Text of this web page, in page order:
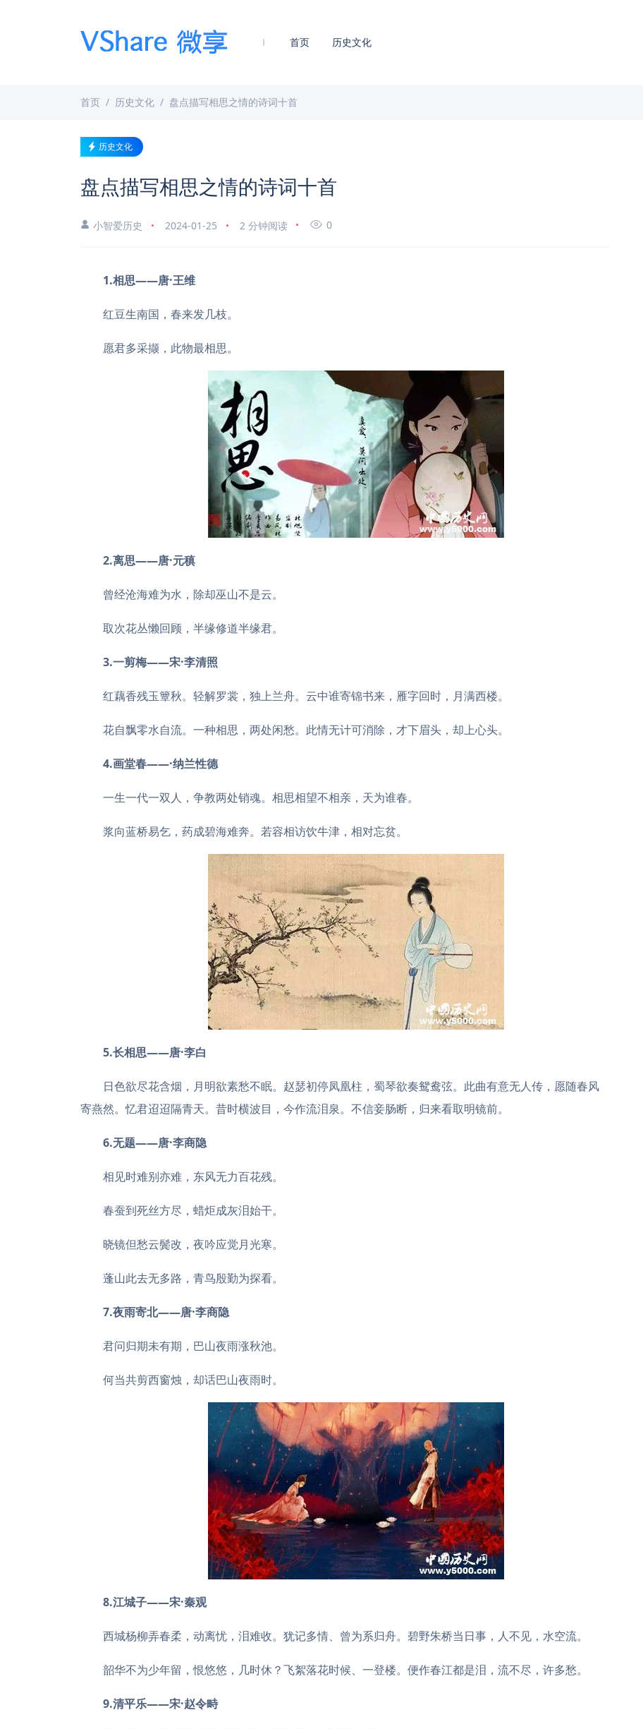
首页 历史文化
首页 历史文化 盘点描写相思之情的诗词十首
历史文化
盘点描写相思之情的诗词十首
小智爱历史 2024-01-25 2 分钟阅读 0
1.相思——唐·王维
红豆生南国，春来发几枝。
愿君多采撷，此物最相思。
2.离思——唐·元稹
曾经沧海难为水，除却巫山不是云。
取次花丛懒回顾，半缘修道半缘君。
3.一剪梅——宋·李清照
红藕香残玉簟秋。轻解罗裳，独上兰舟。云中谁寄锦书来，雁字回时，月满西楼。
花自飘零水自流。一种相思，两处闲愁。此情无计可消除，才下眉头，却上心头。
4.画堂春——·纳兰性德
一生一代一双人，争教两处销魂。相思相望不相亲，天为谁春。
浆向蓝桥易乞，药成碧海难奔。若容相访饮牛津，相对忘贫。
5.长相思——唐·李白
日色欲尽花含烟，月明欲素愁不眠。赵瑟初停凤凰柱，蜀琴欲奏鸳鸯弦。此曲有意无人传，愿随春风
寄燕然。忆君迢迢隔青天。昔时横波目，今作流泪泉。不信妾肠断，归来看取明镜前。
6.无题——唐·李商隐
相见时难别亦难，东风无力百花残。
春蚕到死丝方尽，蜡炬成灰泪始干。
晓镜但愁云鬓改，夜吟应觉月光寒。
蓬山此去无多路，青鸟殷勤为探看。
7.夜雨寄北——唐·李商隐
君问归期未有期，巴山夜雨涨秋池。
何当共剪西窗烛，却话巴山夜雨时。
8.江城子——宋·秦观
西城杨柳弄春柔，动离忧，泪难收。犹记多情、曾为系归舟。碧野朱桥当日事，人不见，水空流。
韶华不为少年留，恨悠悠，几时休？飞絮落花时候、一登楼。便作春江都是泪，流不尽，许多愁。
9.清平乐——宋·赵令畤